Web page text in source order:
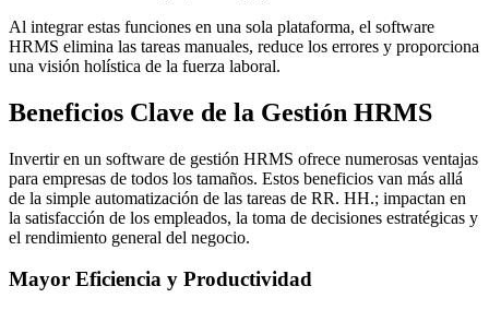
Al integrar estas funciones en una sola plataforma, el software
HRMS elimina las tareas manuales, reduce los errores y proporciona
una visión holística de la fuerza laboral.
Beneficios Clave de la Gestión HRMS
Invertir en un software de gestión HRMS ofrece numerosas ventajas
para empresas de todos los tamaños. Estos beneficios van más allá
de la simple automatización de las tareas de RR. HH.; impactan en
la satisfacción de los empleados, la toma de decisiones estratégicas y
el rendimiento general del negocio.
Mayor Eficiencia y Productividad